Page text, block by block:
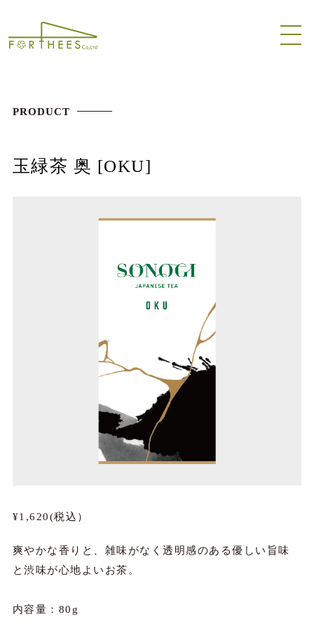
PRODUCT
玉緑茶 奥 [OKU]
¥1,620(税込）
爽やかな香りと、雑味がなく透明感のある優しい旨味
と渋味が心地よいお茶。
内容量：80g